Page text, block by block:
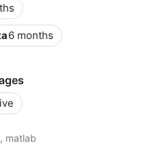
6 months
matlab